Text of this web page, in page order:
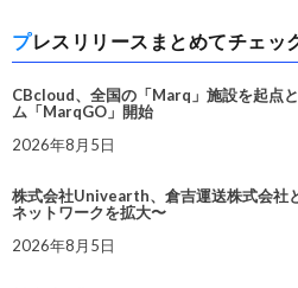
プレスリリースまとめてチェッ
CBcloud、全国の「Marq」施設を起点
ム「MarqGO」開始
2026年8月5日
株式会社Univearth、倉吉運送株式会社
ネットワークを拡大〜
2026年8月5日